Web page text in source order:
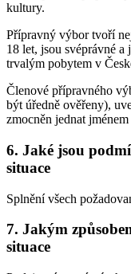
kultury.
Přípravný výbor tvoří
18 let, jsou svéprávné
trvalým pobytem v
Členové přípravného
být úředně ověřeny),
zmocněn jednat
6. Jaké jsou
situace
Splnění všech
7. Jakým
situace